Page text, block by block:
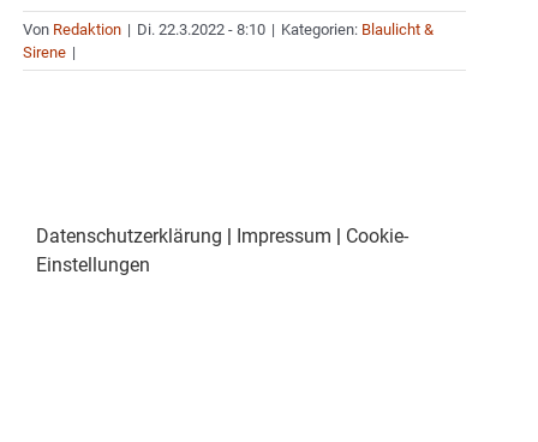
Von Redaktion | Di. 22.3.2022 - 8:10 | Kategorien: Blaulicht &
Sirene |
Datenschutzerklärung | Impressum | Cookie-
Einstellungen